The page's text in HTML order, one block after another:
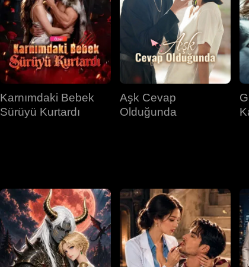
Karnımdaki Bebek
Sürüyü Kurtardı
Aşk Cevap
Olduğunda